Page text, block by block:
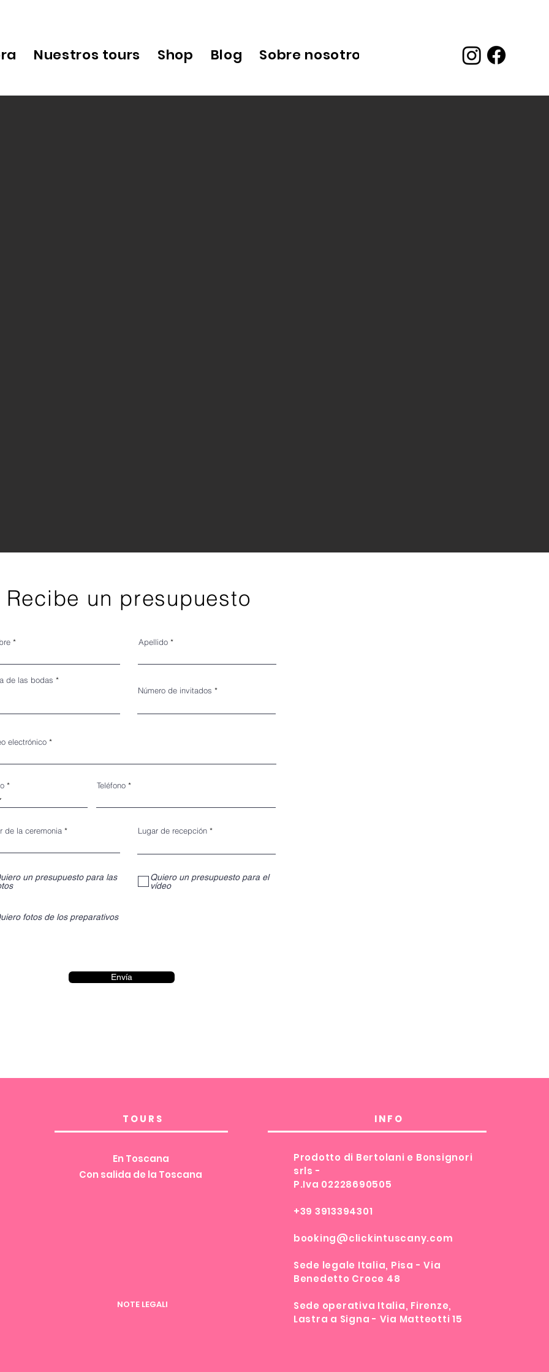
Nuestros tours Shop Blog Sobre nosotros
Recibe un presupuesto
Apellido
de las bodas *r
Número de invitados
electrónico
Teléfono
de la ceremonia Lugar de recepción
un presupuesto para las
Quiero un presupuesto para el
vídeo
fotos de los preparativos
Envía
TOURS
En Toscana
Con salida de la Toscana
NOTE LEGALI
INFO
Prodotto di Bertolani e Bonsignori
srls -
P.Iva 02228690505
+39 3913394301
booking@clickintuscany.com
Sede legale Italia, Pisa - Via
Benedetto Croce 48
Sede operativa Italia, Firenze,
Lastra a Signa - Via Matteotti 15